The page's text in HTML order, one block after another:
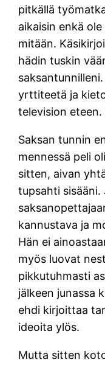
pitkällä
aikaisin enkä
mitään.
hädin tuskin
yrttiteetä ja
television
Saksan tunnin
mennessä peli
sitten, aivan
tupsahti
kannustava ja
Hän ei
myös luovat
pikkutuhmasti
jälkeen junassa
ehdi kirjoittaa
ideoita ylös.
Mutta sitten